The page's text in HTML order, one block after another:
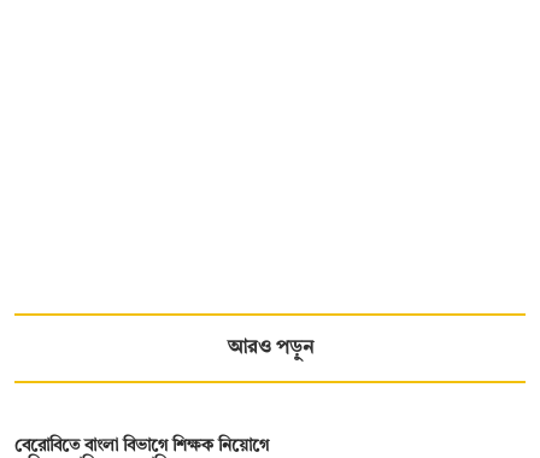
আরও পড়ুন
বেরোবিতে বাংলা বিভাগে শিক্ষক নিয়োগে